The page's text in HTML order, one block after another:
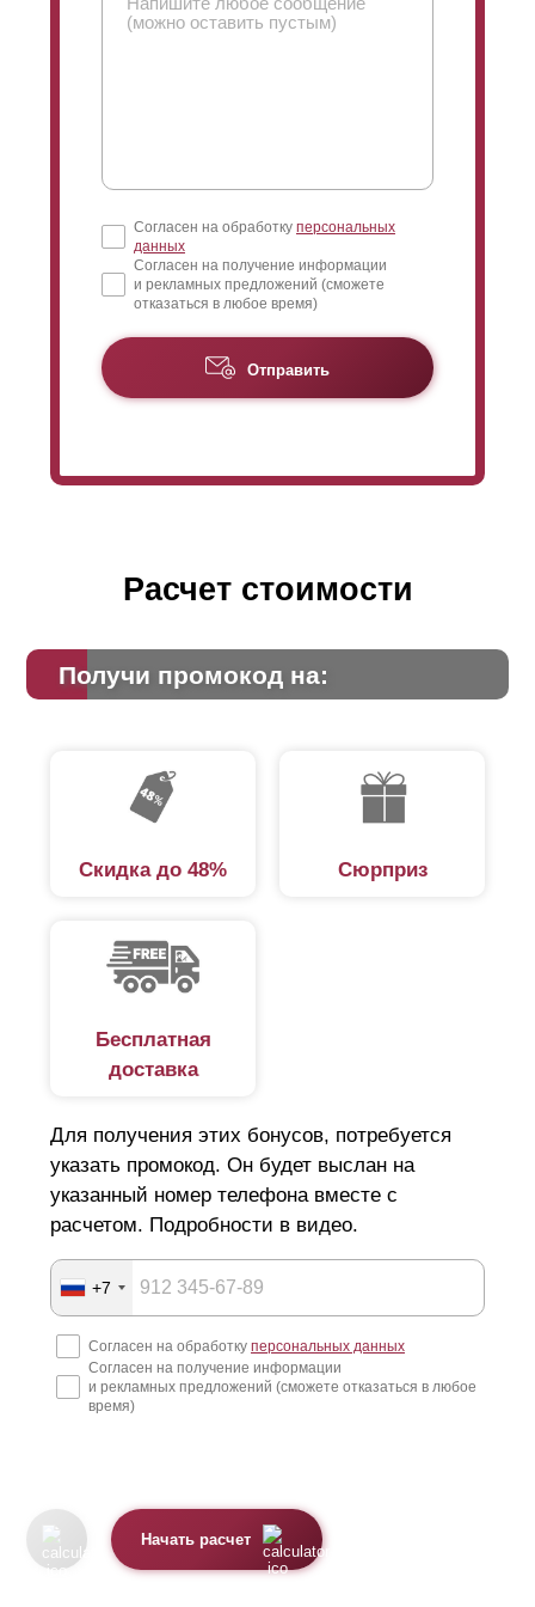
Согласен на обработку персональных
данных
Согласен на получение информации
и рекламных предложений (сможете
отказаться в любое время)
Отправить
Расчет стоимости
Получи промокод на:
Скидка до 48% Сюрприз
Бесплатная
доставка
Для получения этих бонусов, потребуется
указать промокод. Он будет выслан на
указанный номер телефона вместе с
расчетом. Подробности в видео.
+7
Согласен на обработку персональных данных
Согласен на получение информации
и рекламных предложений (сможете отказаться в любое
время)
Начать расчет